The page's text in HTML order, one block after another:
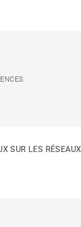
SUR LES